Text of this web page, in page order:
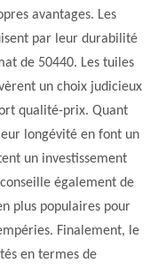
avantages. Les
par leur durabilité
de 50440. Les tuiles
un choix judicieux
qualité-prix. Quant
longévité en font un
un investissement
également de
plus populaires pour
Finalement, le
en termes de